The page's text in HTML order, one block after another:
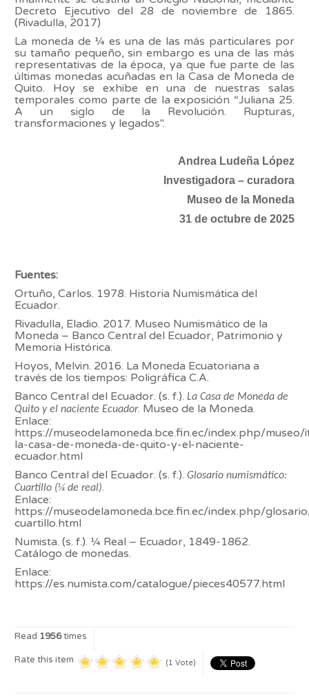
Decreto Ejecutivo del 28 de noviembre de 1865.
(Rivadulla, 2017)
La moneda de ¼ es una de las más particulares por
su tamaño pequeño, sin embargo es una de las más
representativas de la época, ya que fue parte de las
últimas monedas acuñadas en la Casa de Moneda de
Quito. Hoy se exhibe en una de nuestras salas
temporales como parte de la exposición “Juliana 25.
A un siglo de la Revolución. Rupturas,
transformaciones y legados".
Andrea Ludeña López
Investigadora – curadora
Museo de la Moneda
31 de octubre de 2025
Fuentes:
Ortuño, Carlos. 1978. Historia Numismática del
Ecuador.
Rivadulla, Eladio. 2017. Museo Numismático de la
Moneda – Banco Central del Ecuador, Patrimonio y
Memoria Histórica.
Hoyos, Melvin. 2016. La Moneda Ecuatoriana a
través de los tiempos: Poligráfica C.A.
Banco Central del Ecuador. (s. f.).La Casa de Moneda de
Quito y el naciente Ecuador. Museo de la Moneda.
Enlace:
https://museodelamoneda.bce.fin.ec/index.php/
la-casa-de-moneda-de-quito-y-el-naciente-
ecuador.html
Banco Central del Ecuador. (s. f.).Glosario numismático:
Cuartillo (¼ de real).
Enlace:
https://museodelamoneda.bce.fin.ec/index.php/
cuartillo.html
Numista. (s. f.). ¼ Real – Ecuador, 1849-1862.
Catálogo de monedas.
Enlace:
https://es.numista.com/catalogue/pieces40577.html
Read 1956times
Rate this item (1 Vote)